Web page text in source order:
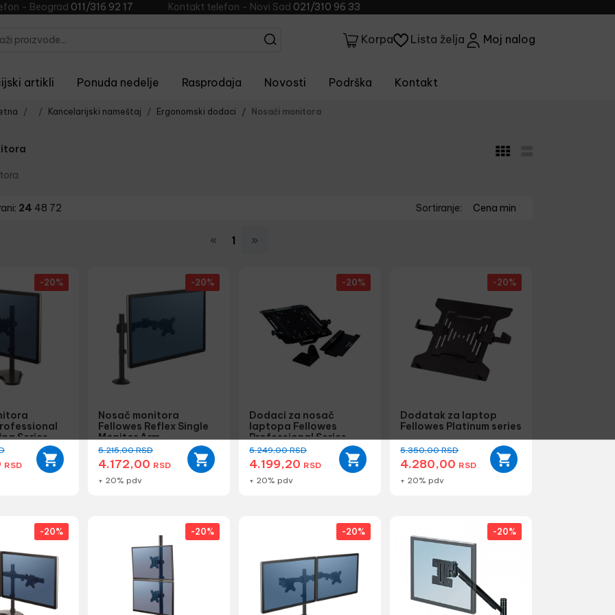
- Beograd 011/316 92 17 Kontakt telefon - Novi Sad 021/310 96 33
Moj nalog
Korpa Lista želja
artikli Ponuda nedelje Rasprodaja Novosti Podrška Kontakt
Kancelarijski nameštaj Ergonomski dodaci Nosači monitora
24 48 72 Sortiranje: Cena min
« 1 »
Series
RSD
-20%
Nosač monitora
Fellowes Reflex Single
Monitor Arm
5.215,00RSD
4.172,00 RSD
-20%
+ 20% pdv
Dodaci za nosač
laptopa Fellowes
Professional Series
5.249,00RSD
4.199,20 RSD
-20%
+ 20% pdv
Dodatak za laptop
Fellowes Platinum series
5.350,00RSD
4.280,00 RSD
-20%
+ 20% pdv
-20% -20% -20% -20%